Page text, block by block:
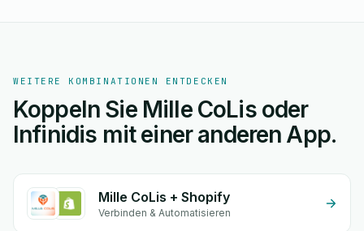
WEITERE KOMBINATIONEN ENTDECKEN
Koppeln Sie Mille CoLis oder
Infinidis mit einer anderen App.
Mille CoLis + Shopify
Verbinden & Automatisieren